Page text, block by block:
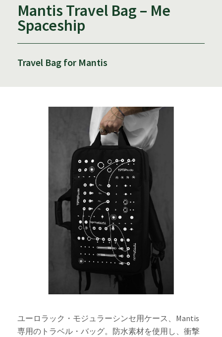
Mantis Travel Bag – Me
Spaceship
Travel Bag for Mantis
ユーロラック・モジュラーシンセ用ケース、Mantis
専用のトラベル・バッグ。防水素材を使用し、衝撃